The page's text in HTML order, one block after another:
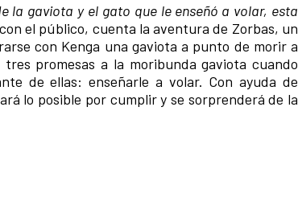
la gaviota y el gato que le enseñó a volar, esta
el público, cuenta la aventura de Zorbas, un
con Kenga una gaviota a punto de morir a
promesas a la moribunda gaviota cuando
de ellas: enseñarle a volar. Con ayuda de
lo posible por cumplir y se sorprenderá de la